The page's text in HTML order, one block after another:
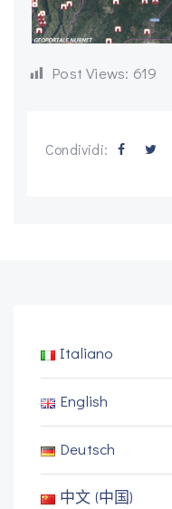
Post Views: 619
Condividi:
Italiano
English
Deutsch
中文 (中国)